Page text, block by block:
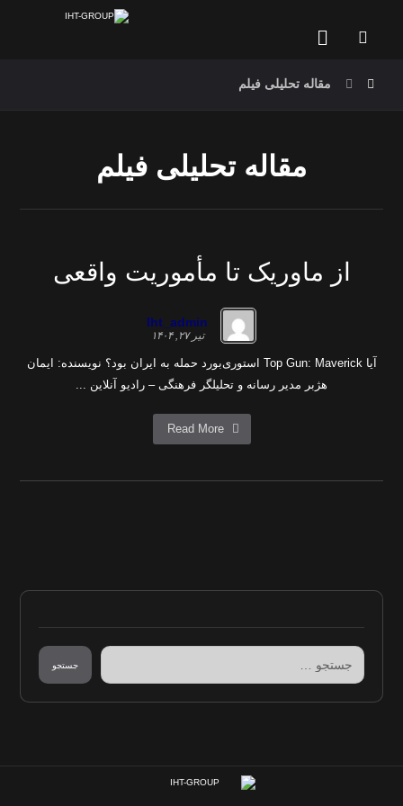
مقاله تحلیلی فیلم
مقاله تحلیلی فیلم
از ماوریک تا مأموریت واقعی
Iht_admin
تیر ۲۷, ۱۴۰۴
آیا Top Gun: Maverick استوری‌بورد حمله به ایران بود؟ نویسنده: ایمان
هژبر مدیر رسانه و تحلیلگر فرهنگی – رادیو آنلاین ...
Read More
جستجو